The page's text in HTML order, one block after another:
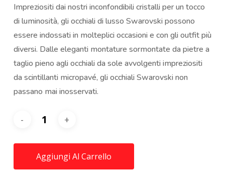
Impreziositi dai nostri inconfondibili cristalli per un tocco
di luminosità, gli occhiali di lusso Swarovski possono
essere indossati in molteplici occasioni e con gli outfit più
diversi. Dalle eleganti montature sormontate da pietre a
taglio pieno agli occhiali da sole avvolgenti impreziositi
da scintillanti micropavé, gli occhiali Swarovski non
passano mai inosservati.
Aggiungi Al Carrello